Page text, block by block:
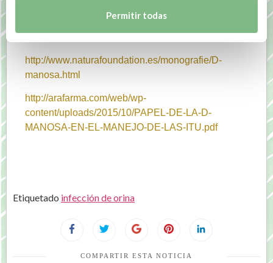
https://www.ncbi.nlm.nih.gov/pubmed/29033364
https://www.ncbi.nlm.nih.gov/pubmed/23633128
http://www.naturafoundation.es/monografie/D-
manosa.html
http://arafarma.com/web/wp-
content/uploads/2015/10/PAPEL-DE-LA-D-
MANOSA-EN-EL-MANEJO-DE-LAS-ITU.pdf
Etiquetado infección de orina
COMPARTIR ESTA NOTICIA
Permitir todas